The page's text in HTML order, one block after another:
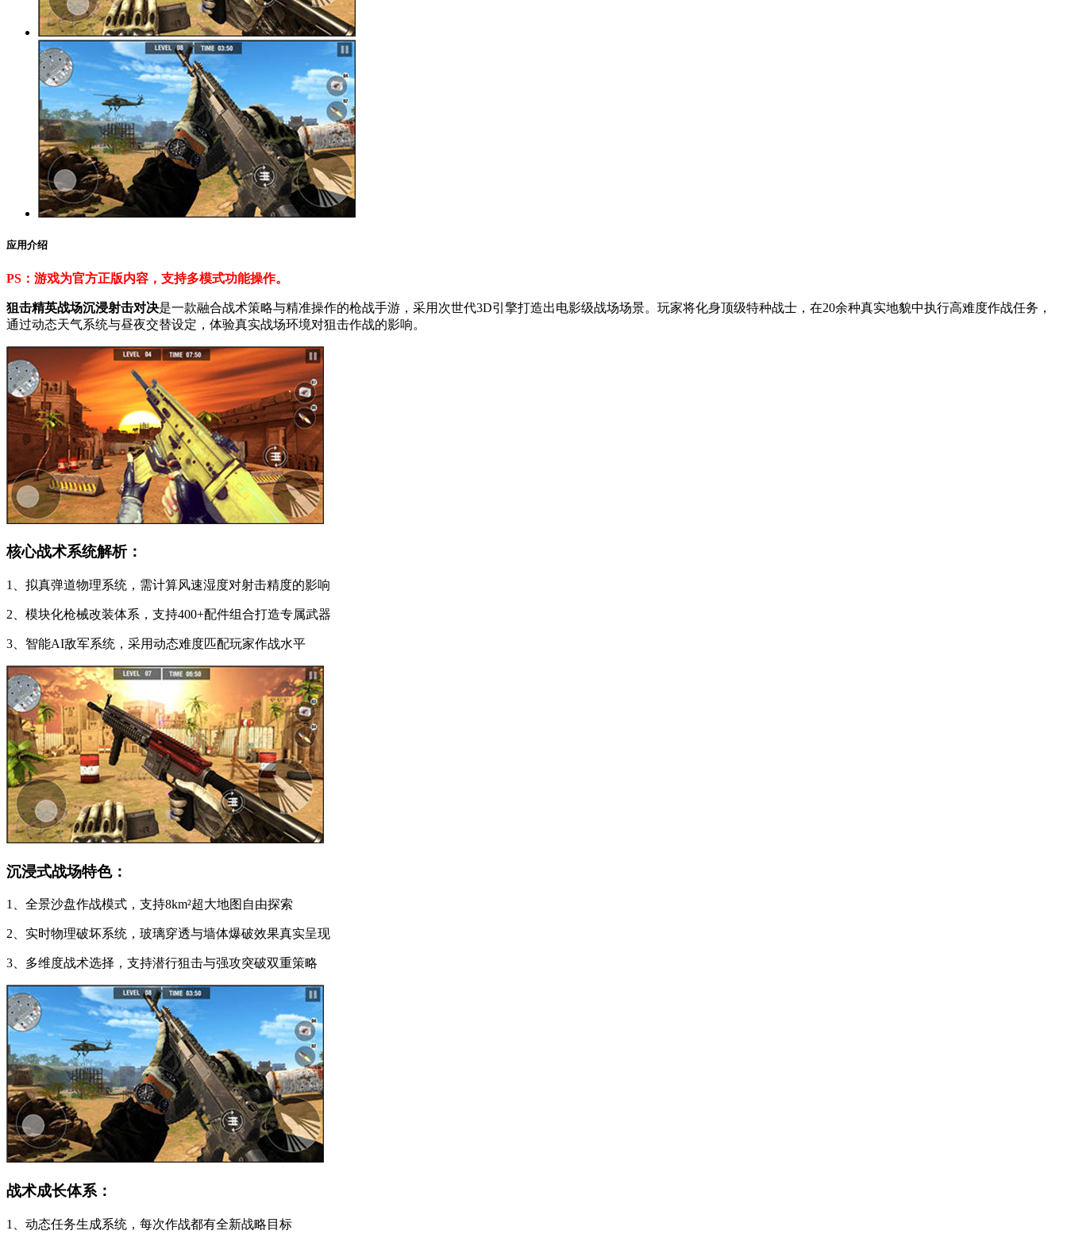
应用介绍
PS：游戏为官方正版内容，支持多模式功能操作。
狙击精英战场沉浸射击对决是一款融合战术策略与精准操作的枪战手游，采用次世代3D引擎打造出电影级战场场景。玩家将化身顶级特种战士，在20余种真实地貌中执行高难度作战任务，
通过动态天气系统与昼夜交替设定，体验真实战场环境对狙击作战的影响。
核心战术系统解析：
1、拟真弹道物理系统，需计算风速湿度对射击精度的影响
2、模块化枪械改装体系，支持400+配件组合打造专属武器
3、智能AI敌军系统，采用动态难度匹配玩家作战水平
沉浸式战场特色：
1、全景沙盘作战模式，支持8km²超大地图自由探索
2、实时物理破坏系统，玻璃穿透与墙体爆破效果真实呈现
3、多维度战术选择，支持潜行狙击与强攻突破双重策略
战术成长体系：
1、动态任务生成系统，每次作战都有全新战略目标